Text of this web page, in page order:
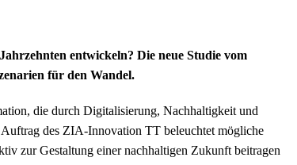
entwickeln? Die neue Studie vom
für den Wandel.
die durch Digitalisierung, Nachhaltigkeit und
des ZIA-Innovation TT beleuchtet mögliche
zur Gestaltung einer nachhaltigen Zukunft beitragen